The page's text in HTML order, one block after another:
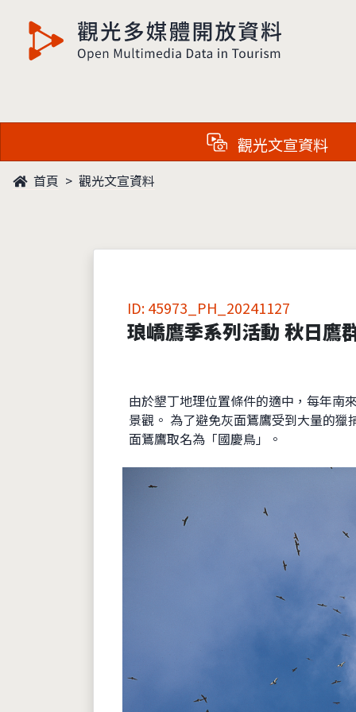
觀光多媒體開放資料
觀光文宣資料
首頁 觀光文宣資料
ID: 45973_PH_20241127
琅嶠鷹季系列活動 秋日鷹
由於墾丁地理位置條件的適中，每年南
景觀。 為了避免灰面鵟鷹受到大量的
面鵟鷹取名為「國慶鳥」。